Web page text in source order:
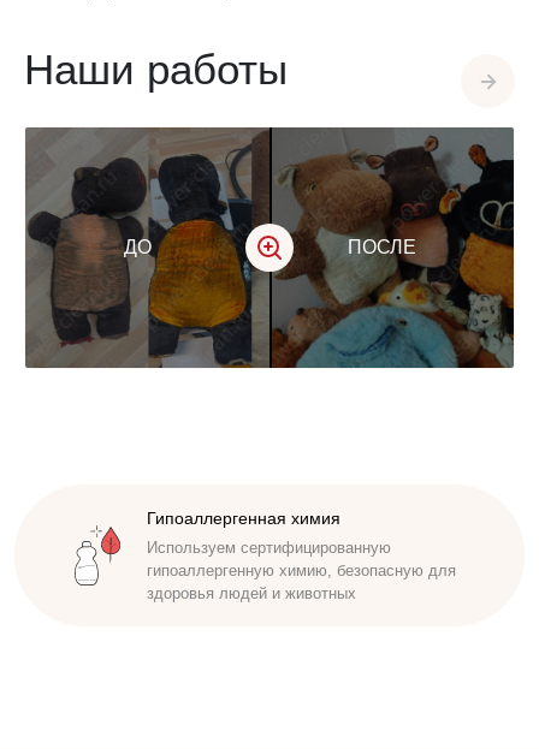
Наши работы
ДО ПОСЛЕ
Доступная стоимость
Удобные способы оплаты. Наличный,
безналичный расчет. Работаем по договору